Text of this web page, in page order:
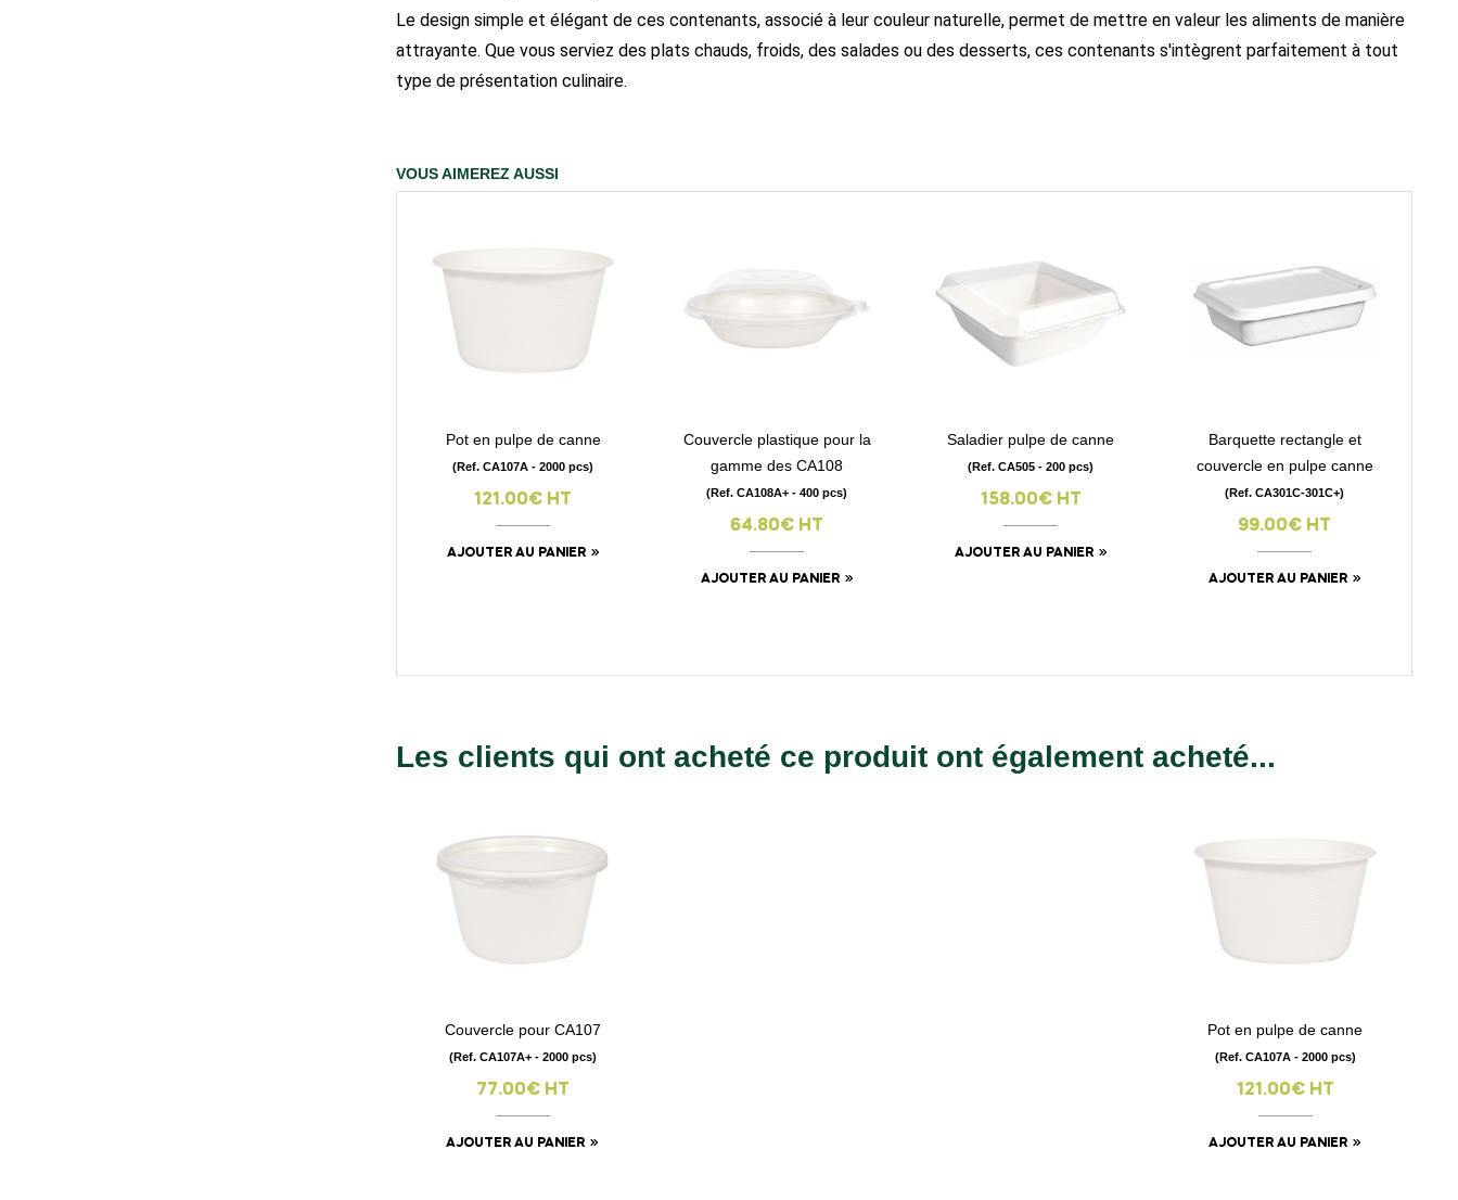
Le design simple et élégant de ces contenants, associé à leur couleur naturelle, permet de mettre en valeur les aliments de manière
attrayante. Que vous serviez des plats chauds, froids, des salades ou des desserts, ces contenants s'intègrent parfaitement à tout
type de présentation culinaire.
VOUS AIMEREZ AUSSI
visibility
Pot en pulpe de canne
(Ref. CA107A - 2000 pcs)
121.00€ HT
AJOUTER AU PANIER
visibility
Couvercle plastique pour la
gamme des CA108
(Ref. CA108A+ - 400 pcs)
64.80€ HT
AJOUTER AU PANIER
visibility
Saladier pulpe de canne
(Ref. CA505 - 200 pcs)
158.00€ HT
AJOUTER AU PANIER
visibility
Barquette rectangle et
couvercle en pulpe canne
(Ref. CA301C-301C+)
99.00€ HT
AJOUTER AU PANIER
Les clients qui ont acheté ce produit ont également acheté...
visibility
Couvercle pour CA107
(Ref. CA107A+ - 2000 pcs)
77.00€ HT
AJOUTER AU PANIER
visibility
Pot en pulpe de canne
(Ref. CA107A - 2000 pcs)
121.00€ HT
AJOUTER AU PANIER